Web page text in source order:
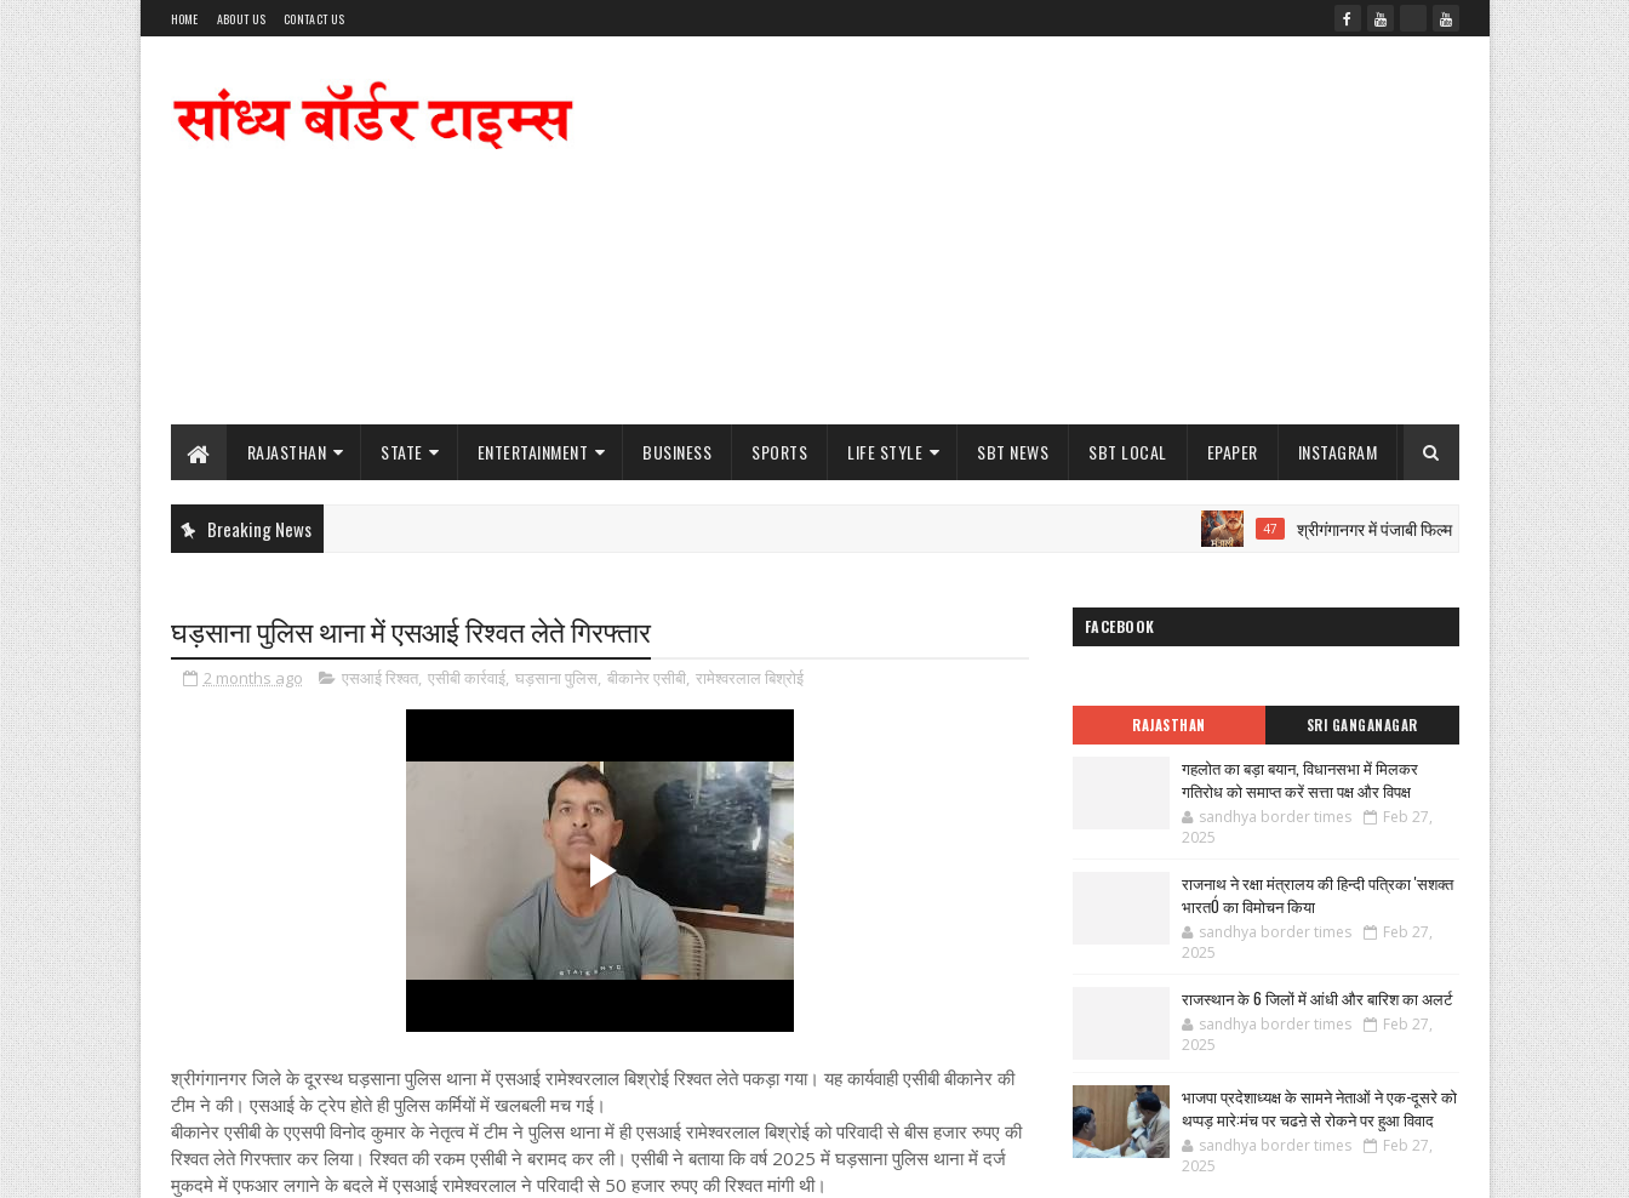
HOME ABOUT US CONTACT US
RAJASTHAN STATE ENTERTAINMENT BUSINESS SPORTS LIFE STYLE SBT NEWS SBT LOCAL EPAPER INSTAGRAM
Breaking News 47 श्रीगंगानगर में पंजाबी फिल्म ‘सैंताली’ की शूटिंग पूरी
घड़साना पुलिस थाना में एसआई रिश्वत लेते गिरफ्तार
2 months ago एसआई रिश्वत, एसीबी कार्रवाई, घड़साना पुलिस, बीकानेर एसीबी, रामेश्वरलाल बिश्रोई
श्रीगंगानगर जिले के दूरस्थ घड़साना पुलिस थाना में एसआई रामेश्वरलाल बिश्रोई रिश्वत लेते पकड़ा गया। यह कार्यवाही एसीबी बीकानेर की
टीम ने की। एसआई के ट्रेप होते ही पुलिस कर्मियों में खलबली मच गई।
बीकानेर एसीबी के एएसपी विनोद कुमार के नेतृत्व में टीम ने पुलिस थाना में ही एसआई रामेश्वरलाल बिश्रोई को परिवादी से बीस हजार रुपए की
रिश्वत लेते गिरफ्तार कर लिया। रिश्वत की रकम एसीबी ने बरामद कर ली। एसीबी ने बताया कि वर्ष 2025 में घड़साना पुलिस थाना में दर्ज
मुकदमे में एफआर लगाने के बदले में एसआई रामेश्वरलाल ने परिवादी से 50 हजार रुपए की रिश्वत मांगी थी।
FACEBOOK
RAJASTHAN SRI GANGANAGAR
गहलोत का बड़ा बयान, विधानसभा में मिलकर
गतिरोध को समाप्त करें सत्ता पक्ष और विपक्ष
sandhya border times
Feb 27,
2025
राजनाथ ने रक्षा मंत्रालय की हिन्दी पत्रिका 'सशक्त
भारतÓ का विमोचन किया
sandhya border times
Feb 27,
2025
राजस्थान के 6 जिलों में आंधी और बारिश का अलर्ट
sandhya border times
Feb 27,
2025
भाजपा प्रदेशाध्यक्ष के सामने नेताओं ने एक-दूसरे को
थप्पड़ मारे:मंच पर चढऩे से रोकने पर हुआ विवाद
sandhya border times
Feb 27,
2025